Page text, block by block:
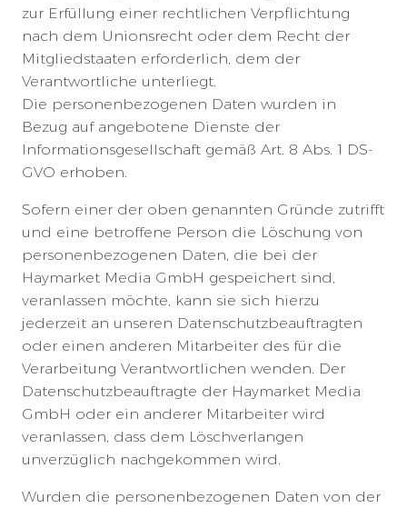
zur Erfüllung einer rechtlichen Verpflichtung
nach dem Unionsrecht oder dem Recht der
Mitgliedstaaten erforderlich, dem der
Verantwortliche unterliegt.
Die personenbezogenen Daten wurden in
Bezug auf angebotene Dienste der
Informationsgesellschaft gemäß Art. 8 Abs. 1 DS-
GVO erhoben.
Sofern einer der oben genannten Gründe zutrifft
und eine betroffene Person die Löschung von
personenbezogenen Daten, die bei der
Haymarket Media GmbH gespeichert sind,
veranlassen möchte, kann sie sich hierzu
jederzeit an unseren Datenschutzbeauftragten
oder einen anderen Mitarbeiter des für die
Verarbeitung Verantwortlichen wenden. Der
Datenschutzbeauftragte der Haymarket Media
GmbH oder ein anderer Mitarbeiter wird
veranlassen, dass dem Löschverlangen
unverzüglich nachgekommen wird.
Wurden die personenbezogenen Daten von der